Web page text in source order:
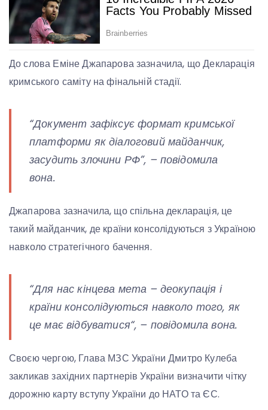
До слова Еміне Джапарова зазначила, що Декларація
кримського саміту на фінальній стадії.
“Документ зафіксує формат кримської
платформи як діалоговий майданчик,
засудить злочини РФ”, – повідомила
вона.
Джапарова зазначила, що спільна декларація, це
такий майданчик, де країни консолідуються з Україною
навколо стратегічного бачення.
“Для нас кінцева мета – деокупація і
країни консолідуються навколо того, як
це має відбуватися“, – повідомила вона.
Своєю чергою, Глава МЗС України Дмитро Кулеба
закликав західних партнерів України визначити чітку
дорожню карту вступу України до НАТО та ЄС.